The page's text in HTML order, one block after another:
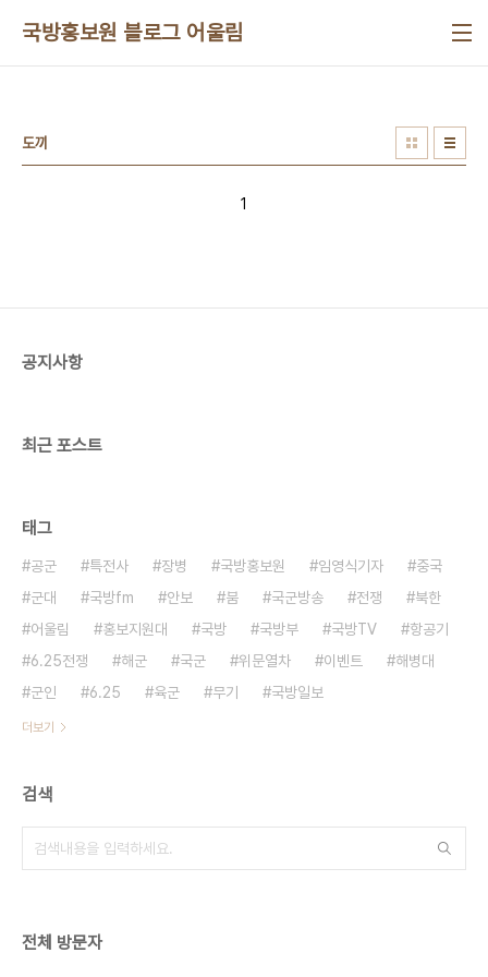
국방홍보원 블로그 어울림
도끼
1
공지사항
최근 포스트
태그
공군 특전사 장병 국방홍보원 임영식기자
중국
군대
국방fm 안보 붐 국군방송 전쟁
북한
어울림
홍보지원대 국방 국방부 국방TV
항공기
6.25전쟁
해군 국군 위문열차 이벤트
해병대
군인
6.25 육군 무기 국방일보
더보기
검색
전체 방문자